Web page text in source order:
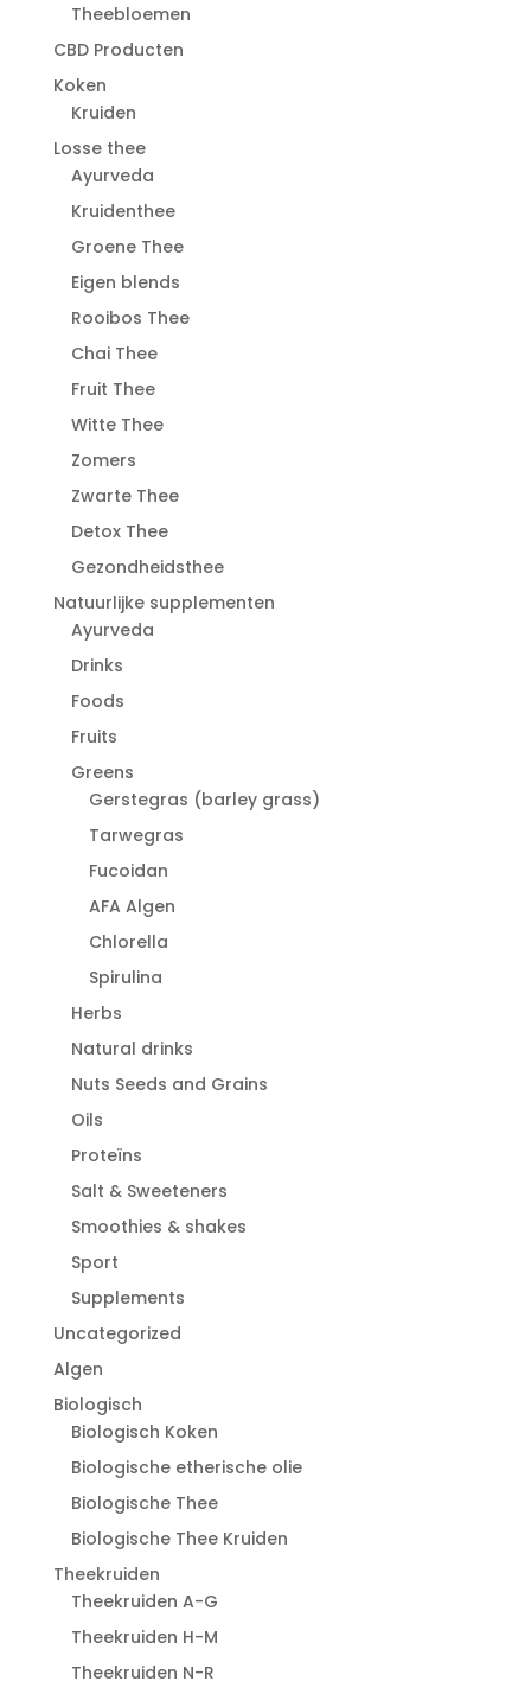
Theebloemen
CBD Producten
Koken
Kruiden
Losse thee
Ayurveda
Kruidenthee
Groene Thee
Eigen blends
Rooibos Thee
Chai Thee
Fruit Thee
Witte Thee
Zomers
Zwarte Thee
Detox Thee
Gezondheidsthee
Natuurlijke supplementen
Ayurveda
Drinks
Foods
Fruits
Greens
Gerstegras (barley grass)
Tarwegras
Fucoidan
AFA Algen
Chlorella
Spirulina
Herbs
Natural drinks
Nuts Seeds and Grains
Oils
Proteïns
Salt & Sweeteners
Smoothies & shakes
Sport
Supplements
Uncategorized
Algen
Biologisch
Biologisch Koken
Biologische etherische olie
Biologische Thee
Biologische Thee Kruiden
Theekruiden
Theekruiden A-G
Theekruiden H-M
Theekruiden N-R